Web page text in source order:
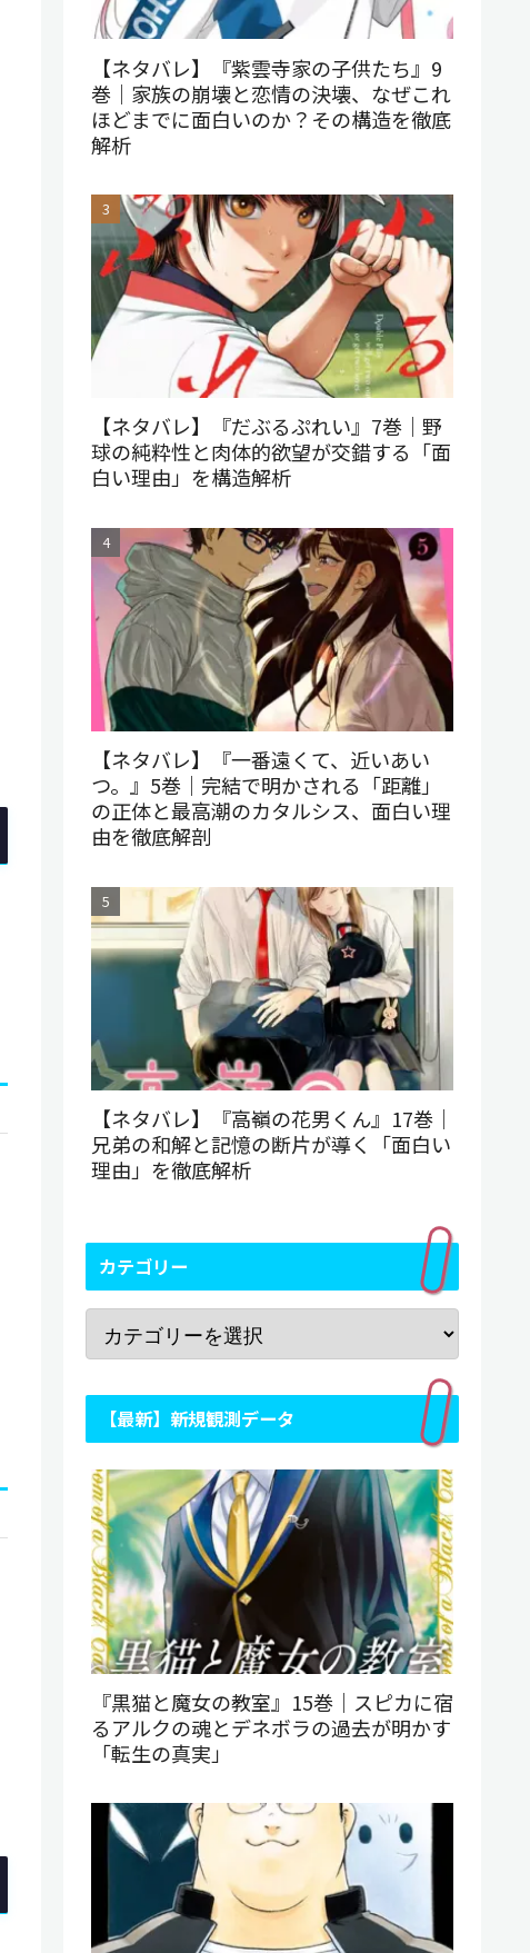
【ネタバレ】『紫雲寺家の子供たち』9
巻｜家族の崩壊と恋情の決壊、なぜこれ
ほどまでに面白いのか？その構造を徹底
解析
【ネタバレ】『だぶるぷれい』7巻｜野
球の純粋性と肉体的欲望が交錯する「面
白い理由」を構造解析
【ネタバレ】『一番遠くて、近いあい
つ。』5巻｜完結で明かされる「距離」
の正体と最高潮のカタルシス、面白い理
由を徹底解剖
【ネタバレ】『高嶺の花男くん』17巻｜
兄弟の和解と記憶の断片が導く「面白い
理由」を徹底解析
カテゴリー
【最新】新規観測データ
『黒猫と魔女の教室』15巻｜スピカに宿
るアルクの魂とデネボラの過去が明かす
「転生の真実」